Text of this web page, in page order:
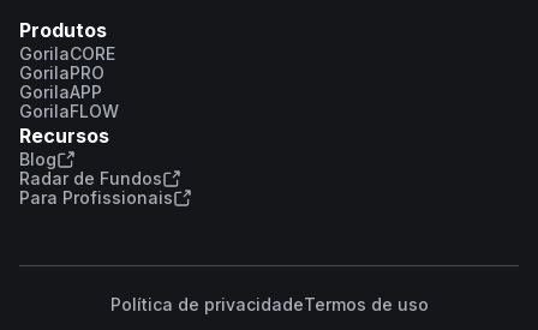
Produtos
GorilaCORE
GorilaPRO
GorilaAPP
GorilaFLOW
Recursos
Blog
Radar de Fundos
Para Profissionais
Política de privacidadeTermos de uso